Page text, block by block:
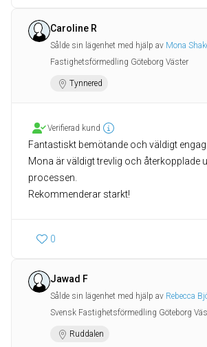
Caroline R
Sålde sin lägenhet med hjälp av Mona
Fastighetsförmedling Göteborg Väster
Tynnered
Verifierad kund
Fantastiskt bemötande och väldigt
Mona är väldigt trevlig och återkopplade
processen.
Rekommenderar starkt!
0
Jawad F
Sålde sin lägenhet med hjälp av Rebecca
Svensk Fastighetsförmedling Göteborg
Ruddalen